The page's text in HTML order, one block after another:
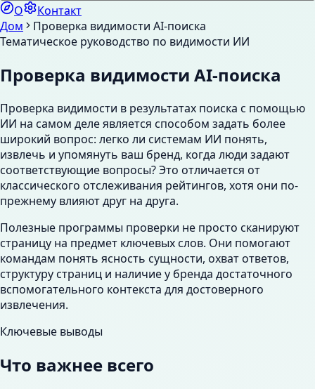
О
Контакт
Дом
Проверка видимости AI-поиска
Тематическое руководство по видимости ИИ
Проверка видимости AI-поиска
Проверка видимости в результатах поиска с помощью
ИИ на самом деле является способом задать более
широкий вопрос: легко ли системам ИИ понять,
извлечь и упомянуть ваш бренд, когда люди задают
соответствующие вопросы? Это отличается от
классического отслеживания рейтингов, хотя они по-
прежнему влияют друг на друга.
Полезные программы проверки не просто сканируют
страницу на предмет ключевых слов. Они помогают
командам понять ясность сущности, охват ответов,
структуру страниц и наличие у бренда достаточного
вспомогательного контекста для достоверного
извлечения.
Ключевые выводы
Что важнее всего